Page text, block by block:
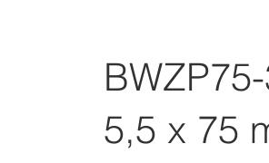
5,5 x 75